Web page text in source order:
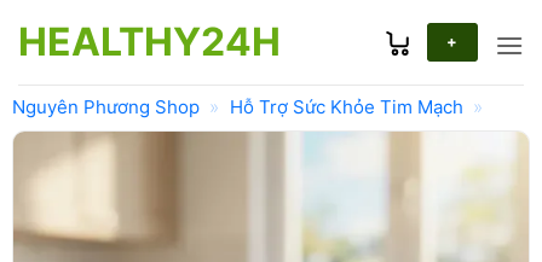
qua
dung
HEALTHY24H +
Nguyên Phương Shop » Hỗ Trợ Sức Khỏe Tim Mạch »